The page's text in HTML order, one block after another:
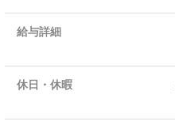
給与詳細
休日・休暇